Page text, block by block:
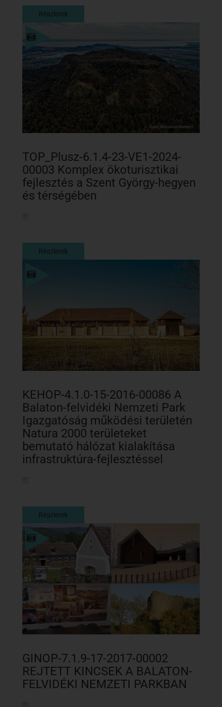
Részletek
Részletek
TOP_Plusz-6.1.4-23-VE1-2024-
00003 Komplex ökoturisztikai
fejlesztés a Szent György-hegyen
és térségében
Részletek
Részletek
KEHOP-4.1.0-15-2016-00086 A
Balaton-felvidéki Nemzeti Park
Igazgatóság működési területén
Natura 2000 területeket
bemutató hálózat kialakítása
infrastruktúra-fejlesztéssel
Részletek
Részletek
GINOP-7.1.9-17-2017-00002
REJTETT KINCSEK A BALATON-
FELVIDÉKI NEMZETI PARKBAN